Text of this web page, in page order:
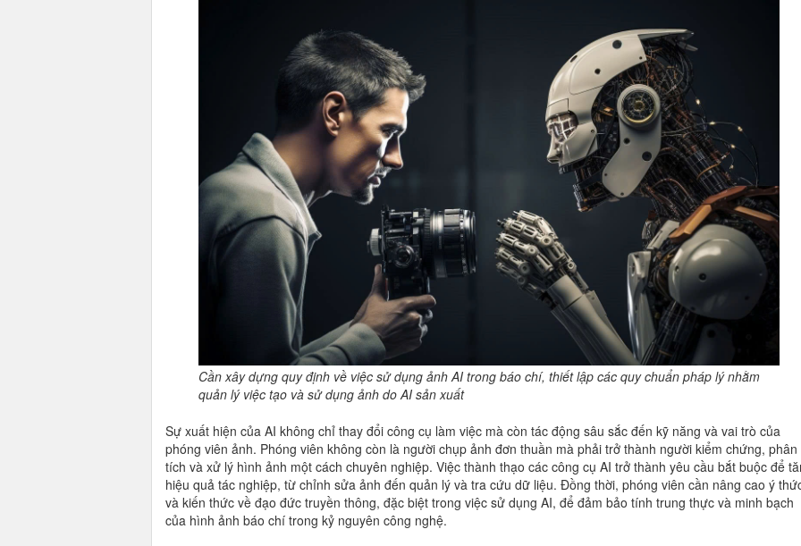
Cần xây dựng quy định về việc sử dụng ảnh AI trong báo chí, thiết lập các quy chuẩn pháp lý nhằm
quản lý việc tạo và sử dụng ảnh do AI sản xuất
Sự xuất hiện của AI không chỉ thay đổi công cụ làm việc mà còn tác động sâu sắc đến kỹ năng và vai trò của
phóng viên ảnh. Phóng viên không còn là người chụp ảnh đơn thuần mà phải trở thành người kiểm chứng, phân
tích và xử lý hình ảnh một cách chuyên nghiệp. Việc thành thạo các công cụ AI trở thành yêu cầu bắt buộc để
hiệu quả tác nghiệp, từ chỉnh sửa ảnh đến quản lý và tra cứu dữ liệu. Đồng thời, phóng viên cần nâng cao ý
và kiến thức về đạo đức truyền thông, đặc biệt trong việc sử dụng AI, để đảm bảo tính trung thực và minh bạch
của hình ảnh báo chí trong kỷ nguyên công nghệ.